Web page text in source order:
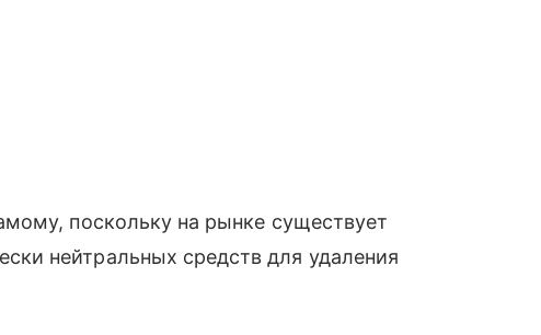
поскольку на рынке существует
нейтральных средств для удаления